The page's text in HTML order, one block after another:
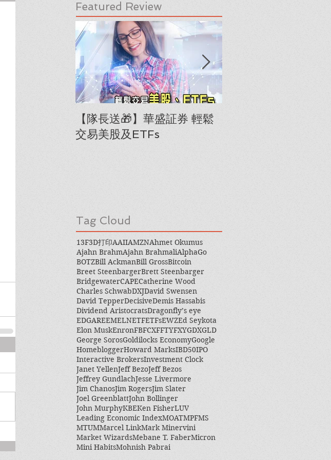
Featured Review
【隊長送🎁】華盛証券 輕鬆
交易美股及ETFs
Tag Cloud
13F3D打印AAIIAMZNAhmet Okumus
Ajahn BrahmAjahn BrahmaliAlphaGo
BOTZBill AckmanBill GrossBitcoin
Breet SteenbargerBrett Steenbarger
BridgewaterCAPECatherine Wood
Charles SchwabDXJDavid Swensen
David TepperDecisiveDemis Hassabis
Dividend AristocratsDragonfly’s eye
EDGAREEMELNETFETFsEWZEd Seykota
Elon MuskEnronFBFCXFFTYFXYGDXGLD
George SorosGoldilocks EconomyGoogle
HomebloggerHoward MarksIBD50IPO
Interactive BrokersInvestment Clock
Janet YellenJeff BezoJeff Bezos
Jeffrey GundlachJesse Livermore
Jim ChanosJim RogersJim Slater
Joel GreenblattJohn Bollinger
John MurphyKBEKen FisherLUV
Leading Economic IndexMOATMPFMS
MTUMMarcel LinkMark Minervini
Market WizardsMebane T. FaberMicron
Mini HabitsMohnish Pabrai